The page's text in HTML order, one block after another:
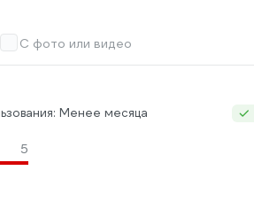
С фото или видео
Менее месяца
5